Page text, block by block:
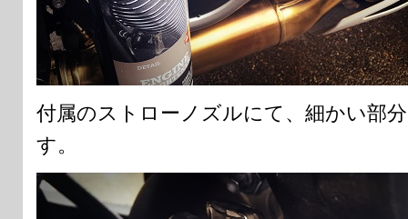
付属のストローノズルにて、細かい部
す。